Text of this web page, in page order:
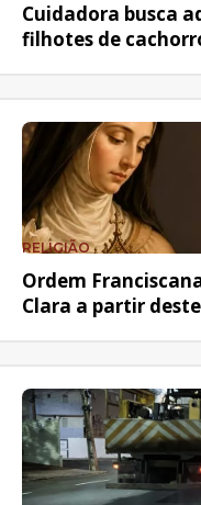
Cuidadora busca
filhotes de
RELIGIÃO
Ordem
Clara a partir